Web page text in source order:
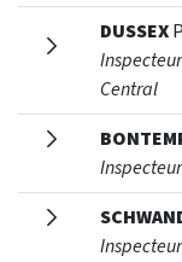
DUSSEX
Central